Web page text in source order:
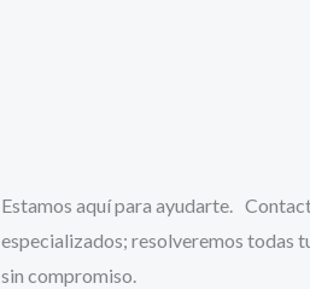
Estamos aquí para ayudarte.
especializados; resolveremos todas
sin compromiso.